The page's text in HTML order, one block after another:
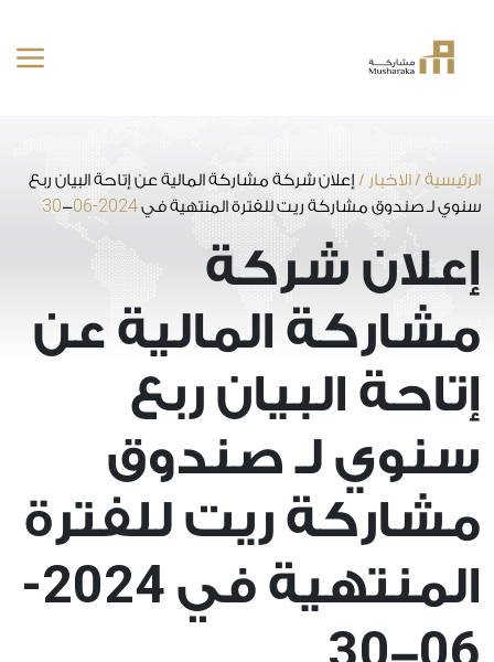
المحتوى
الرئيسية /الاخبار / إعلان شركة مشاركة المالية عن إتاحة البيان ربع
سنوي لـ صندوق مشاركة ريت للفترة المنتهية في2024-06
-
30
إعلان شركة
مشاركة المالية عن
إتاحة البيان ربع
سنوي لـ صندوق
مشاركة ريت للفترة
المنتهية في
2024-